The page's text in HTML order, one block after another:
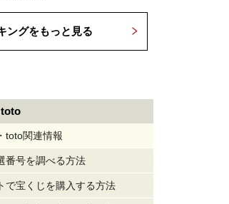
ングをもっと見る
toto
toto関連情報
番号を調べる方法
で宝くじを購入する方法